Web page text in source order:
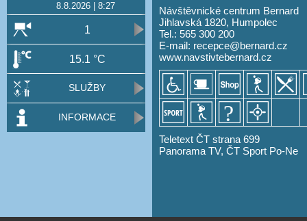
Návštěvnické centrum Bernard
Jihlavská 1820, Humpolec
Tel.: 565 300 200
E-mail: recepce@bernard.cz
www.navstivtebernard.cz
Teletext ČT strana 699
Panorama TV, ČT Sport Po-Ne
8.8.2026 | 8:27
1
15.1 °C
SLUŽBY
INFORMACE